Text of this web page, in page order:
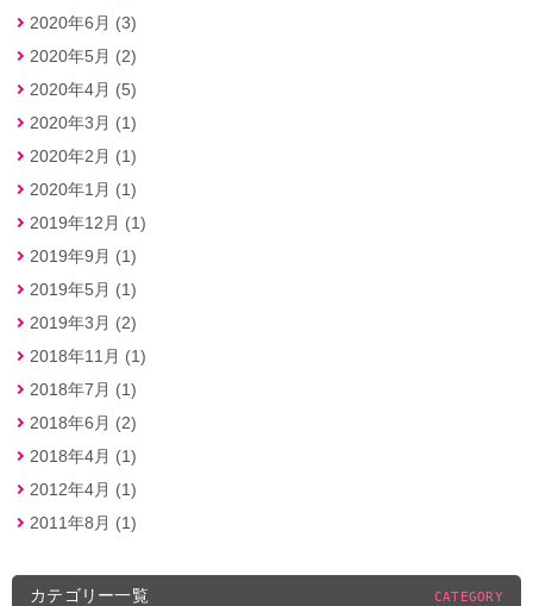
2020年6月 (3)
2020年5月 (2)
2020年4月 (5)
2020年3月 (1)
2020年2月 (1)
2020年1月 (1)
2019年12月 (1)
2019年9月 (1)
2019年5月 (1)
2019年3月 (2)
2018年11月 (1)
2018年7月 (1)
2018年6月 (2)
2018年4月 (1)
2012年4月 (1)
2011年8月 (1)
カテゴリー一覧 CATEGORY